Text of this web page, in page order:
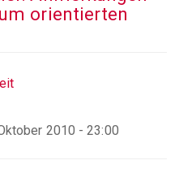
orientierten
2010 - 23:00